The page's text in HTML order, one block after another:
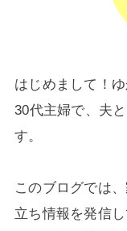
はじめまして！
30代主婦で、夫
す。
このブログでは
立ち情報を発信し